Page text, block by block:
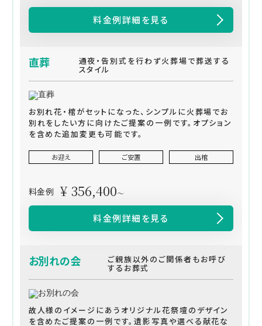
料金例詳細を見る
直葬 通夜・告別式を行わず火葬場で葬送する
スタイル
お別れ花・棺がセットになった、シンプルに火葬場でお
別れをしたい方に向けたご提案の一例です。オプション
を含めた追加変更も可能です。
お迎え ご安置 出棺
料金例 ¥ 356,400～
料金例詳細を見る
お別れの会 ご親族以外のご関係者もお呼び
するお葬式
故人様のイメージにあうオリジナル花祭壇のデザイン
を含めたご提案の一例です。遺影写真や選べる献花な